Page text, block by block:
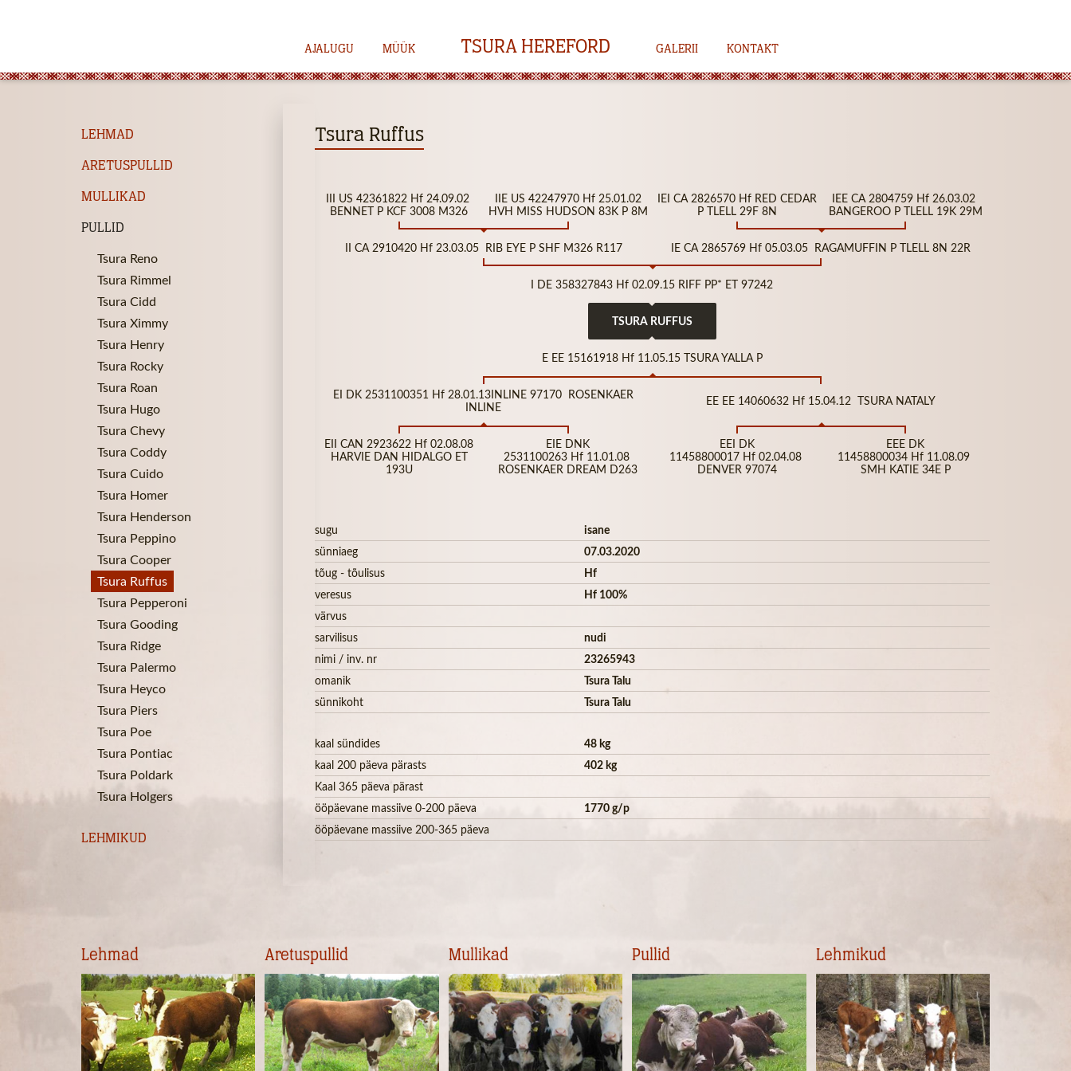
TSURA HEREFORD
AJALUGU MÜÜK GALERII KONTAKT
LEHMAD
ARETUSPULLID
MULLIKAD
PULLID
Tsura Reno
Tsura Rimmel
Tsura Cidd
Tsura Ximmy
Tsura Henry
Tsura Rocky
Tsura Roan
Tsura Hugo
Tsura Chevy
Tsura Coddy
Tsura Cuido
Tsura Homer
Tsura Henderson
Tsura Peppino
Tsura Cooper
Tsura Ruffus
Tsura Pepperoni
Tsura Gooding
Tsura Ridge
Tsura Palermo
Tsura Heyco
Tsura Piers
Tsura Poe
Tsura Pontiac
Tsura Poldark
Tsura Holgers
LEHMIKUD
Tsura Ruffus
III US 42361822 Hf 24.09.02
BENNET P KCF 3008 M326
IIE US 42247970 Hf 25.01.02
HVH MISS HUDSON 83K P 8M
IEI CA 2826570 Hf RED CEDAR
P TLELL 29F 8N
IEE CA 2804759 Hf 26.03.02
BANGEROO P TLELL 19K 29M
II CA 2910420 Hf 23.03.05 RIB EYE P SHF M326 R117 IE CA 2865769 Hf 05.03.05 RAGAMUFFIN P TLELL 8N 22R
I DE 358327843 Hf 02.09.15 RIFF PP* ET 97242
TSURA RUFFUS
E EE 15161918 Hf 11.05.15 TSURA YALLA P
EI DK 2531100351 Hf 28.01.13INLINE 97170 ROSENKAER
INLINE
EE EE 14060632 Hf 15.04.12 TSURA NATALY
EII CAN 2923622 Hf 02.08.08
HARVIE DAN HIDALGO ET
193U
EIE DNK
2531100263 Hf 11.01.08
ROSENKAER DREAM D263
EEI DK
11458800017 Hf 02.04.08
DENVER 97074
EEE DK
11458800034 Hf 11.08.09
SMH KATIE 34E P
sugu
isane
sünniaeg
07.03.2020
tõug - tõulisus
Hf
veresus
Hf 100%
värvus
sarvilisus
nudi
nimi / inv. nr
23265943
omanik
Tsura Talu
sünnikoht
Tsura Talu
kaal sündides
48 kg
kaal 200 päeva pärasts
402 kg
Kaal 365 päeva pärast
ööpäevane massiive 0-200 päeva
1770 g/p
ööpäevane massiive 200-365 päeva
Lehmad Aretuspullid Mullikad Pullid Lehmikud